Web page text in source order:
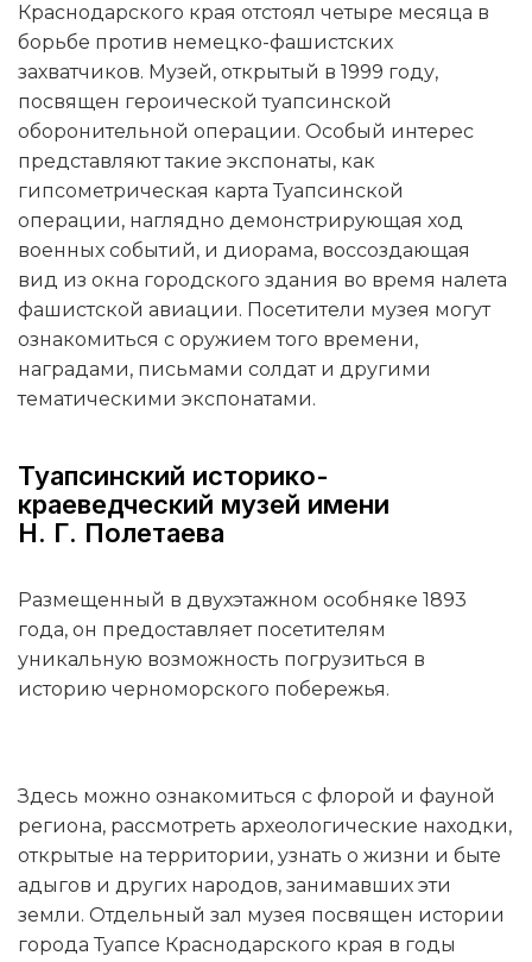
Краснодарского края отстоял четыре месяца в
борьбе против немецко-фашистских
захватчиков. Музей, открытый в 1999 году,
посвящен героической туапсинской
оборонительной операции. Особый интерес
представляют такие экспонаты, как
гипсометрическая карта Туапсинской
операции, наглядно демонстрирующая ход
военных событий, и диорама, воссоздающая
вид из окна городского здания во время налета
фашистской авиации. Посетители музея могут
ознакомиться с оружием того времени,
наградами, письмами солдат и другими
тематическими экспонатами.
Туапсинский историко-
краеведческий музей имени
Н. Г. Полетаева
Размещенный в двухэтажном особняке 1893
года, он предоставляет посетителям
уникальную возможность погрузиться в
историю черноморского побережья.
Здесь можно ознакомиться с флорой и фауной
региона, рассмотреть археологические находки,
открытые на территории, узнать о жизни и быте
адыгов и других народов, занимавших эти
земли. Отдельный зал музея посвящен истории
города Туапсе Краснодарского края в годы